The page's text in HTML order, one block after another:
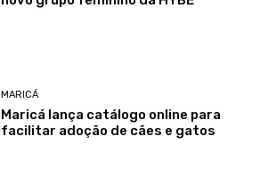
MARICÁ
Maricá lança catálogo online para
facilitar adoção de cães e gatos